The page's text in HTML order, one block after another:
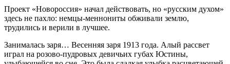
Проект «Новороссия» начал действовать, но «русским духом»
здесь не пахло: немцы-меннониты обживали землю,
трудились и верили в лучшее.
Занималась заря… Весенняя заря 1913 года. Алый рассвет
играл на розово-пудровых девичьих губах Юстины,